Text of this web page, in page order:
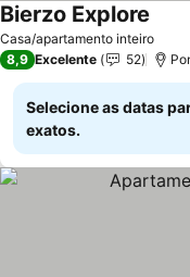
Casa/apartamento inteiro
Bierzo Explore
8,9 Excelente 52
Selecione as datas
exatos.